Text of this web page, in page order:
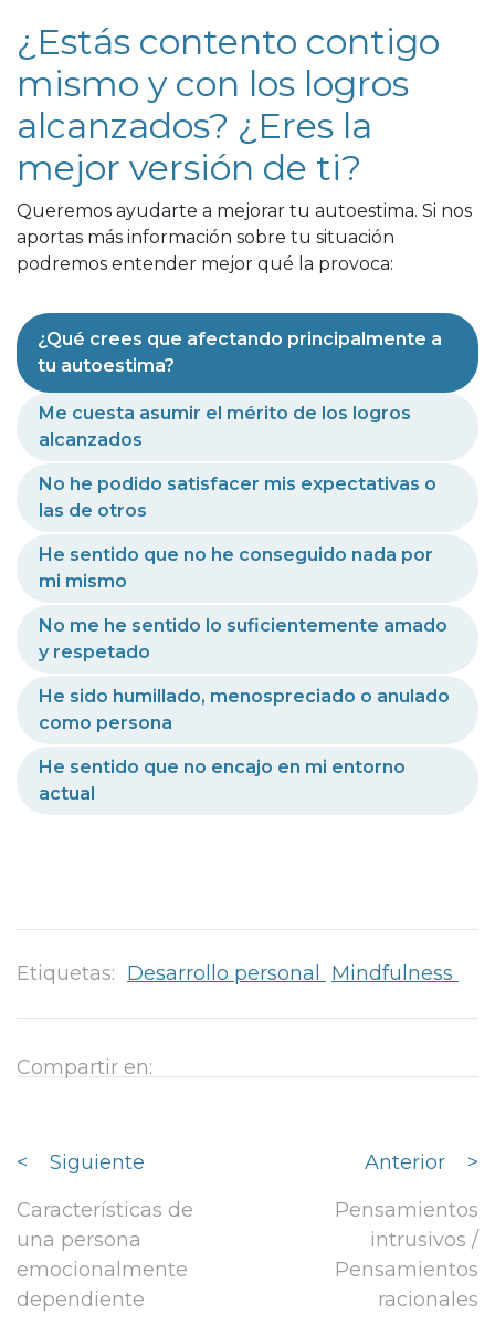
¿Estás contento contigo
mismo y con los logros
alcanzados? ¿Eres la
mejor versión de ti?
Queremos ayudarte a mejorar tu autoestima. Si nos
aportas más información sobre tu situación
podremos entender mejor qué la provoca:
¿Qué crees que afectando principalmente a
tu autoestima?
Me cuesta asumir el mérito de los logros
alcanzados
No he podido satisfacer mis expectativas o
las de otros
He sentido que no he conseguido nada por
mi mismo
No me he sentido lo suficientemente amado
y respetado
He sido humillado, menospreciado o anulado
como persona
He sentido que no encajo en mi entorno
actual
Etiquetas: Desarrollo personal Mindfulness
Compartir en:
<
Siguiente
Características de
una persona
emocionalmente
dependiente
Anterior
>
Pensamientos
intrusivos /
Pensamientos
racionales